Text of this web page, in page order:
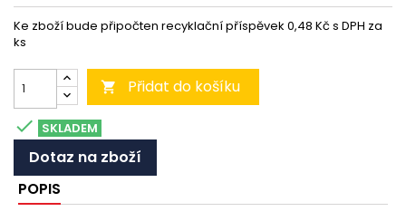
Ke zboží bude připočten recyklační příspěvek 0,48 Kč s DPH za
ks
 Přidat do košíku
 SKLADEM
Dotaz na zboží
POPIS